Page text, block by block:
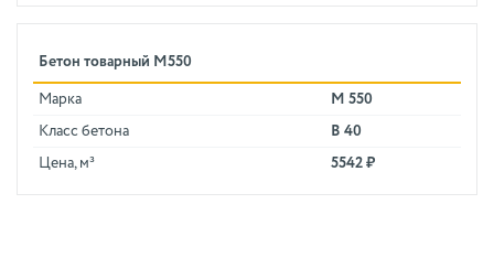
Бетон товарный М550
Марка М 550
Класс бетона В 40
Цена, м³ 5542 ₽